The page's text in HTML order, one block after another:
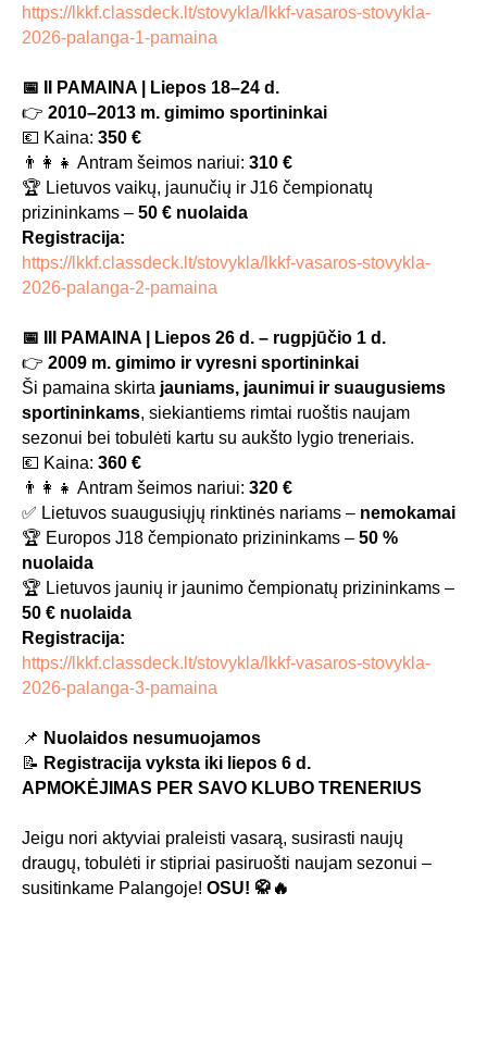
https://lkkf.classdeck.lt/stovykla/lkkf-vasaros-stovykla-
2026-palanga-1-pamaina
📅 II PAMAINA | Liepos 18–24 d.
👉 2010–2013 m. gimimo sportininkai
💶 Kaina: 350 €
👨‍👩‍👧 Antram šeimos nariui: 310 €
🏆 Lietuvos vaikų, jaunučių ir J16 čempionatų
prizininkams – 50 € nuolaida
Registracija:
https://lkkf.classdeck.lt/stovykla/lkkf-vasaros-stovykla-
2026-palanga-2-pamaina
📅 III PAMAINA | Liepos 26 d. – rugpjūčio 1 d.
👉 2009 m. gimimo ir vyresni sportininkai
Ši pamaina skirta jauniams, jaunimui ir suaugusiems
sportininkams, siekiantiems rimtai ruoštis naujam
sezonui bei tobulėti kartu su aukšto lygio treneriais.
💶 Kaina: 360 €
👨‍👩‍👧 Antram šeimos nariui: 320 €
✅ Lietuvos suaugusiųjų rinktinės nariams – nemokamai
🏆 Europos J18 čempionato prizininkams – 50 %
nuolaida
🏆 Lietuvos jaunių ir jaunimo čempionatų prizininkams –
50 € nuolaida
Registracija:
https://lkkf.classdeck.lt/stovykla/lkkf-vasaros-stovykla-
2026-palanga-3-pamaina
📌 Nuolaidos nesumuojamos
📝 Registracija vyksta iki liepos 6 d.
APMOKĖJIMAS PER SAVO KLUBO TRENERIUS
Jeigu nori aktyviai praleisti vasarą, susirasti naujų
draugų, tobulėti ir stipriai pasiruošti naujam sezonui –
susitinkame Palangoje! OSU! 🥋🔥